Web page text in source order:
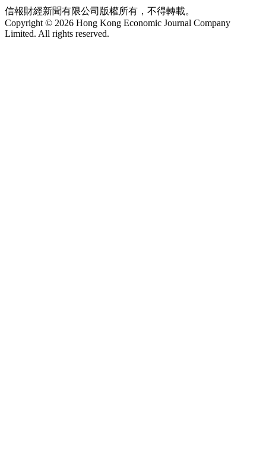
信報財經新聞有限公司版權所有，不得轉載。
Copyright © 2026 Hong Kong Economic Journal Company
Limited. All rights reserved.